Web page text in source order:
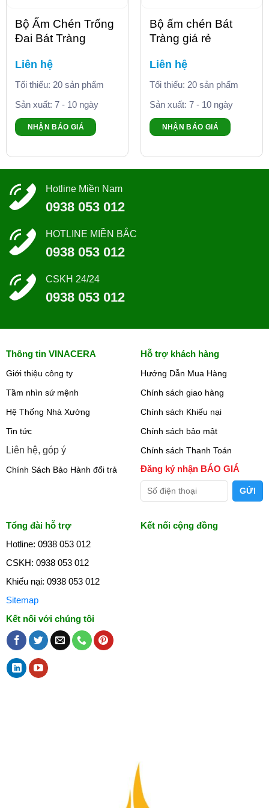
Bộ Ấm Chén Trống
Đai Bát Tràng
Liên hệ
Tối thiểu: 20 sản phẩm
Sản xuất: 7 - 10 ngày
NHẬN BÁO GIÁ
Bộ ấm chén Bát
Tràng giá rẻ
Liên hệ
Tối thiểu: 20 sản phẩm
Sản xuất: 7 - 10 ngày
NHẬN BÁO GIÁ
Hotline Miền Nam
0938 053 012
HOTLINE MIỀN BẮC
0938 053 012
CSKH 24/24
0938 053 012
Thông tin VINACERA
Giới thiệu công ty
Tầm nhìn sứ mệnh
Hệ Thống Nhà Xưởng
Tin tức
Liên hệ, góp ý
Chính Sách Bảo Hành đổi trả
Hỗ trợ khách hàng
Hướng Dẫn Mua Hàng
Chính sách giao hàng
Chính sách Khiếu nại
Chính sách bảo mật
Chính sách Thanh Toán
Đăng ký nhận BÁO GIÁ
Tổng đài hỗ trợ
Hotline: 0938 053 012
CSKH: 0938 053 012
Khiếu nại: 0938 053 012
Sitemap
Kết nối với chúng tôi
Kết nối cộng đồng